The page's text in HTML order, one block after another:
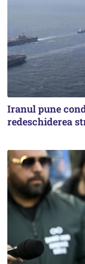
Iranul pune
redeschiderea